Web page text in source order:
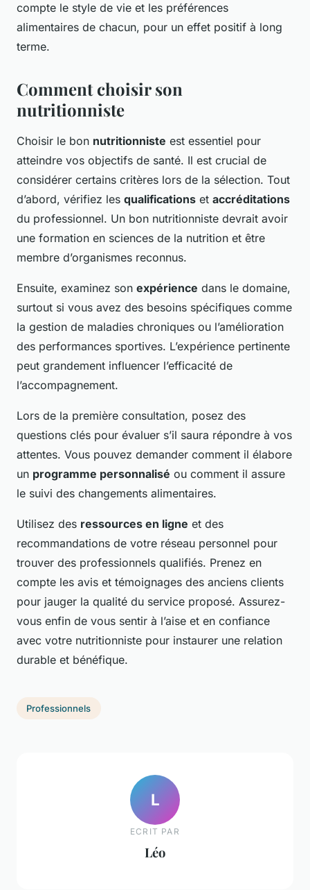
compte le style de vie et les préférences
alimentaires de chacun, pour un effet positif à long
terme.
Comment choisir son
nutritionniste
Choisir le bon nutritionniste est essentiel pour
atteindre vos objectifs de santé. Il est crucial de
considérer certains critères lors de la sélection. Tout
d’abord, vérifiez les qualifications et accréditations
du professionnel. Un bon nutritionniste devrait avoir
une formation en sciences de la nutrition et être
membre d’organismes reconnus.
Ensuite, examinez son expérience dans le domaine,
surtout si vous avez des besoins spécifiques comme
la gestion de maladies chroniques ou l’amélioration
des performances sportives. L’expérience pertinente
peut grandement influencer l’efficacité de
l’accompagnement.
Lors de la première consultation, posez des
questions clés pour évaluer s’il saura répondre à vos
attentes. Vous pouvez demander comment il élabore
un programme personnalisé ou comment il assure
le suivi des changements alimentaires.
Utilisez des ressources en ligne et des
recommandations de votre réseau personnel pour
trouver des professionnels qualifiés. Prenez en
compte les avis et témoignages des anciens clients
pour jauger la qualité du service proposé. Assurez-
vous enfin de vous sentir à l’aise et en confiance
avec votre nutritionniste pour instaurer une relation
durable et bénéfique.
Professionnels
L
ECRIT PAR
Léo